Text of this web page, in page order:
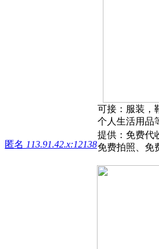
匿名 113.91.42.x:12138
可接：服装，
个人生活用品
提供：免费代
免费拍照、免